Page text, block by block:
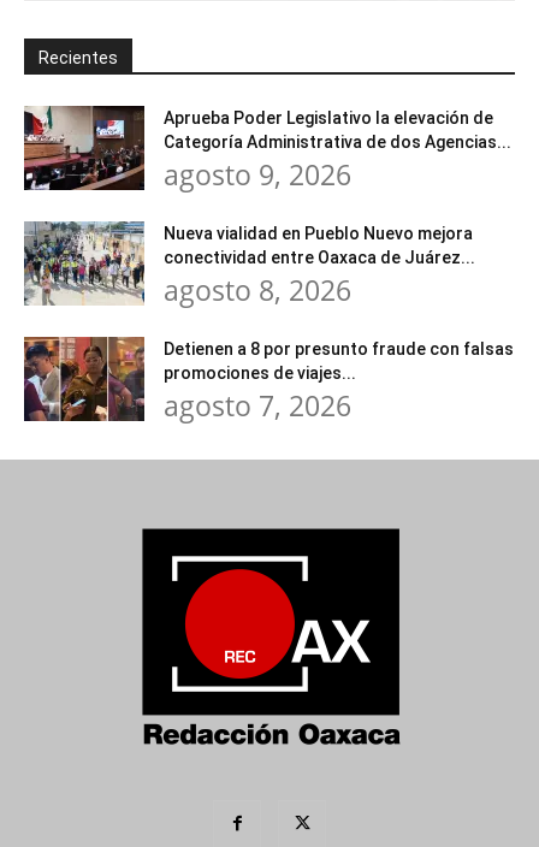
Recientes
Aprueba Poder Legislativo la elevación de
Categoría Administrativa de dos Agencias...
agosto 9, 2026
Nueva vialidad en Pueblo Nuevo mejora
conectividad entre Oaxaca de Juárez...
agosto 8, 2026
Detienen a 8 por presunto fraude con falsas
promociones de viajes...
agosto 7, 2026